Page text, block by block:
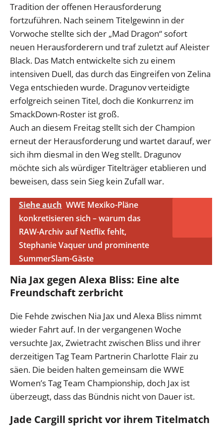
Tradition der offenen Herausforderung
fortzuführen. Nach seinem Titelgewinn in der
Vorwoche stellte sich der „Mad Dragon“ sofort
neuen Herausforderern und traf zuletzt auf Aleister
Black. Das Match entwickelte sich zu einem
intensiven Duell, das durch das Eingreifen von Zelina
Vega entschieden wurde. Dragunov verteidigte
erfolgreich seinen Titel, doch die Konkurrenz im
SmackDown-Roster ist groß.
Auch an diesem Freitag stellt sich der Champion
erneut der Herausforderung und wartet darauf, wer
sich ihm diesmal in den Weg stellt. Dragunov
möchte sich als würdiger Titelträger etablieren und
beweisen, dass sein Sieg kein Zufall war.
Siehe auch WWE Mexiko-Pläne
konkretisieren sich – warum das
RAW-Archiv auf Netflix fehlt,
Stephanie Vaquer und prominente
SummerSlam-Gäste
Nia Jax gegen Alexa Bliss: Eine alte
Freundschaft zerbricht
Die Fehde zwischen Nia Jax und Alexa Bliss nimmt
wieder Fahrt auf. In der vergangenen Woche
versuchte Jax, Zwietracht zwischen Bliss und ihrer
derzeitigen Tag Team Partnerin Charlotte Flair zu
säen. Die beiden halten gemeinsam die WWE
Women’s Tag Team Championship, doch Jax ist
überzeugt, dass das Bündnis nicht von Dauer ist.
Jade Cargill spricht vor ihrem Titelmatch